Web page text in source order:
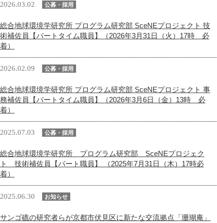
2026.03.02 公募・採用
総合地球環境学研究所 プログラム研究部 SceNEプロジェクト 技
術補佐員【パートタイム職員】（2026年3月31日（火）17時 必
着）
2026.02.09 公募・採用
総合地球環境学研究所 プログラム研究部 SceNEプロジェクト 事
務補佐員【パートタイム職員】（2026年3月6日（金）13時 必
着）
2025.07.03 公募・採用
総合地球環境学研究所 プログラム研究部 SceNEプロジェク
ト 技術補佐員【パート職員】 （2025年7月31日（木）17時必
着）
2025.06.30 お知らせ
サンゴ礁の研究者らが京都市伏見区に新たな交流拠点「珊瑚庵」